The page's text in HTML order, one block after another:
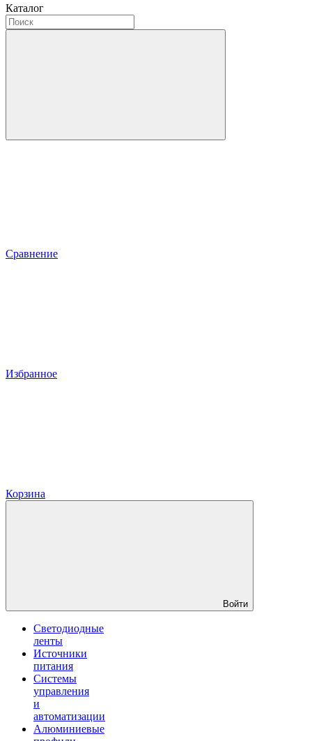
Каталог
Сравнение
Избранное
Корзина
Войти
Светодиодные
ленты
Источники
питания
Системы
управления
и
автоматизации
Алюминиевые